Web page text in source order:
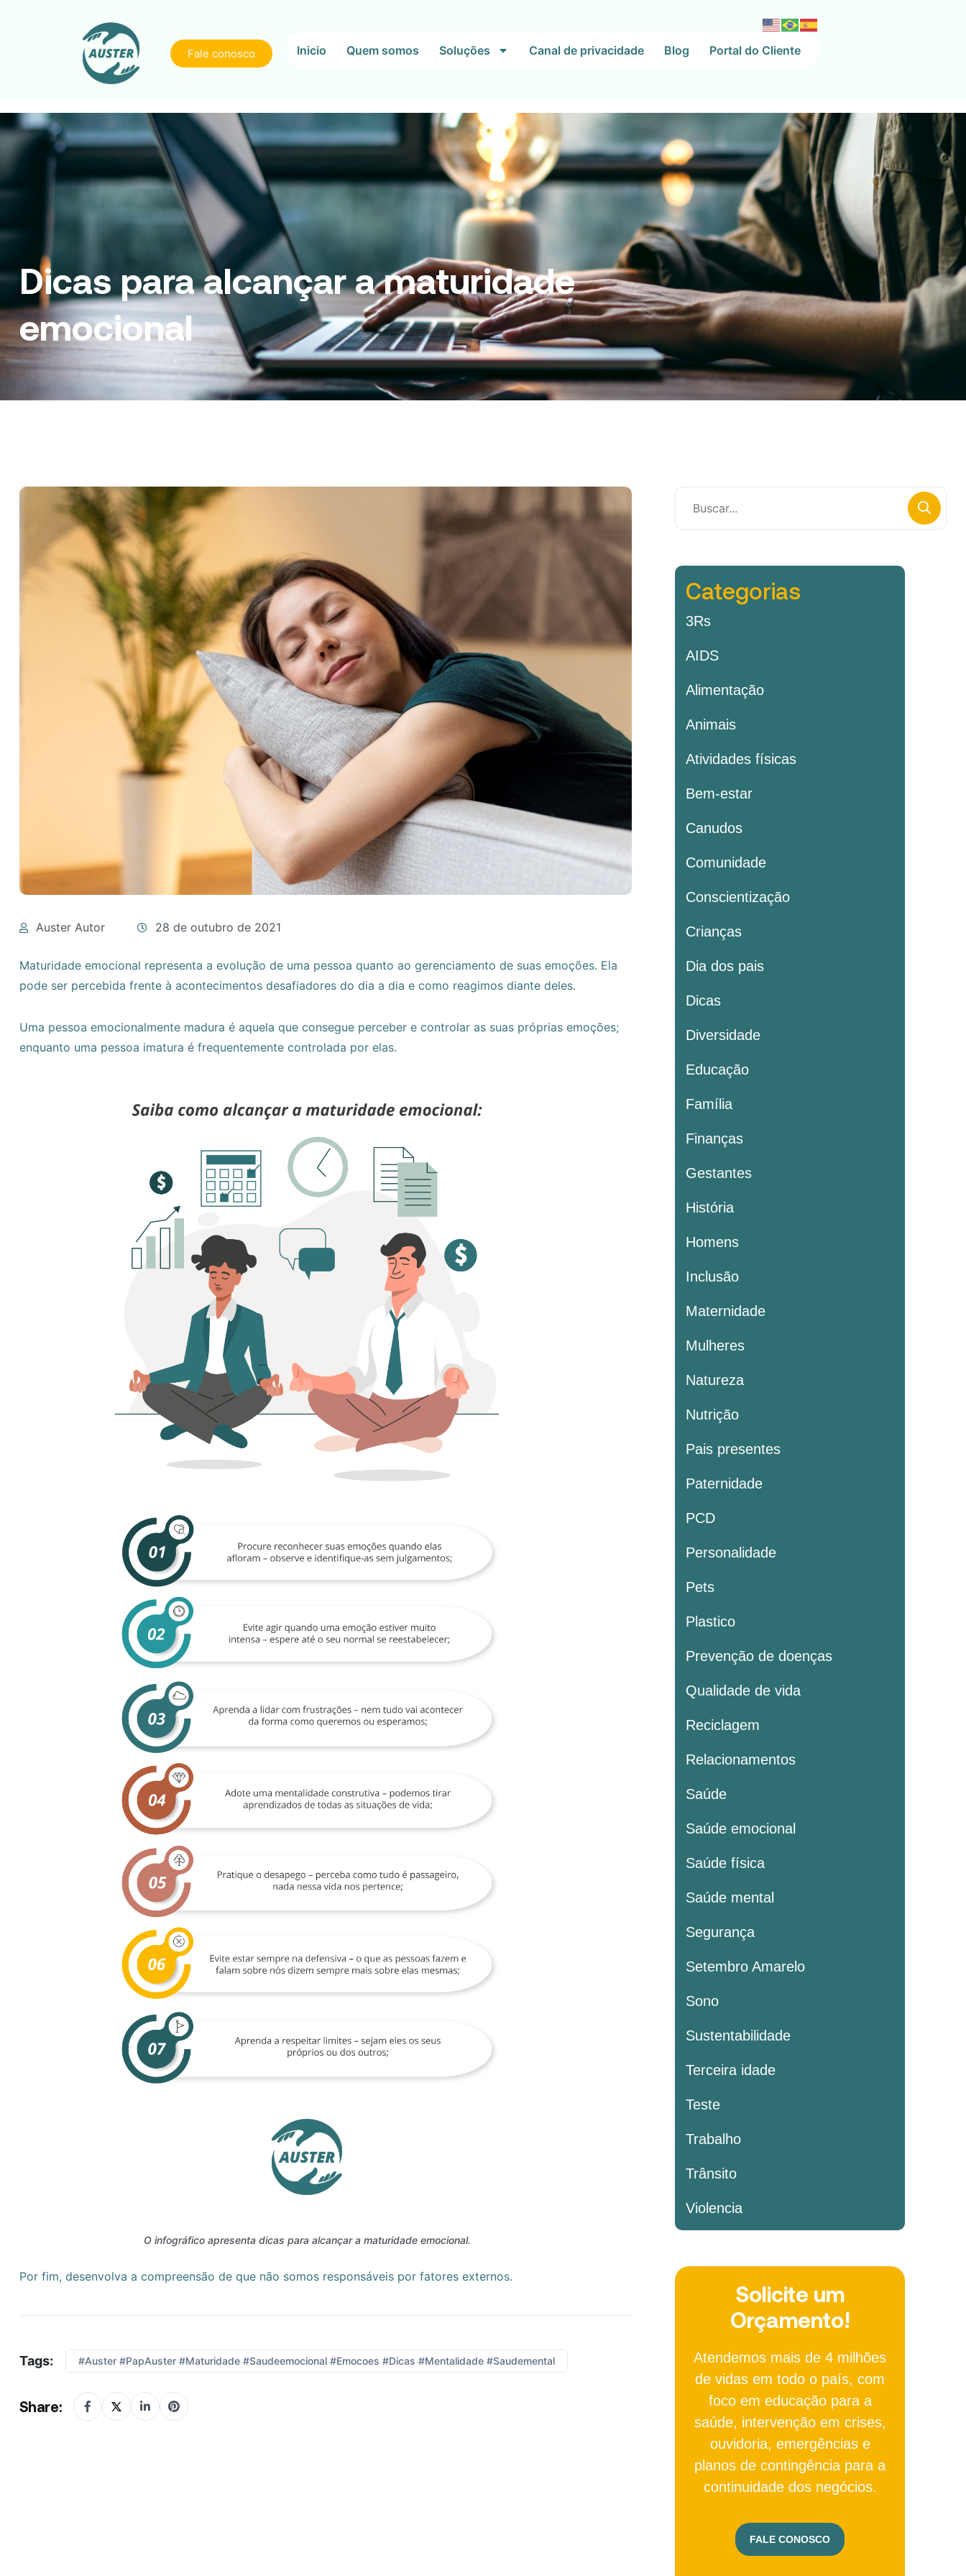
Fale conosco Inicio Quem somos Soluções Canal de privacidade Blog Portal do Cliente
Dicas para alcançar a maturidade
emocional
Auster Autor 28 de outubro de 2021
Maturidade emocional representa a evolução de uma pessoa quanto ao gerenciamento de suas emoções. Ela
pode ser percebida frente à acontecimentos desafiadores do dia a dia e como reagimos diante deles.
Uma pessoa emocionalmente madura é aquela que consegue perceber e controlar as suas próprias emoções;
enquanto uma pessoa imatura é frequentemente controlada por elas.
O infográfico apresenta dicas para alcançar a maturidade emocional.
Por fim, desenvolva a compreensão de que não somos responsáveis por fatores externos.
Tags: #Auster #PapAuster #maturidade #saudeemocional #emocoes #dicas #mentalidade #saudemental
Share:
Categorias
3Rs
AIDS
Alimentação
Animais
Atividades físicas
Bem-estar
Canudos
Comunidade
Conscientização
Crianças
Dia dos pais
Dicas
Diversidade
Educação
Família
Finanças
Gestantes
História
Homens
Inclusão
Maternidade
Mulheres
Natureza
Nutrição
Pais presentes
Paternidade
PCD
Personalidade
Pets
Plastico
Prevenção de doenças
Qualidade de vida
Reciclagem
Relacionamentos
Saúde
Saúde emocional
Saúde física
Saúde mental
Segurança
Setembro Amarelo
Sono
Sustentabilidade
Terceira idade
Teste
Trabalho
Trânsito
Violencia
Solicite um
Orçamento!
Atendemos mais de 4 milhões
de vidas em todo o país, com
foco em educação para a
saúde, intervenção em crises,
ouvidoria, emergências e
planos de contingência para a
continuidade dos negócios.
FALE CONOSCO